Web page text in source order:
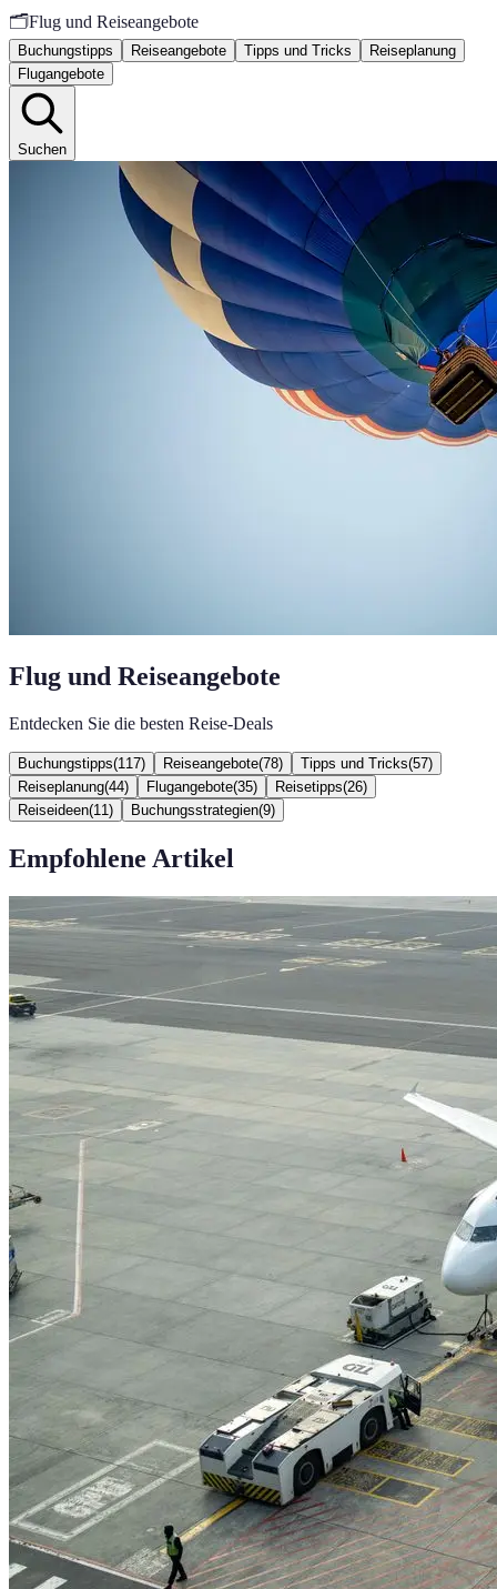
🗂️Flug und Reiseangebote
Buchungstipps Reiseangebote Tipps und Tricks
Reiseplanung
Flugangebote
Suchen
Flug und Reiseangebote
Entdecken Sie die besten Reise-Deals
Buchungstipps(117) Reiseangebote(78) Tipps und Tricks(57)
Reiseplanung(44) Flugangebote(35) Reisetipps(26)
Reiseideen(11 ) Buchungsstrategien(9)
Empfohlene Artikel